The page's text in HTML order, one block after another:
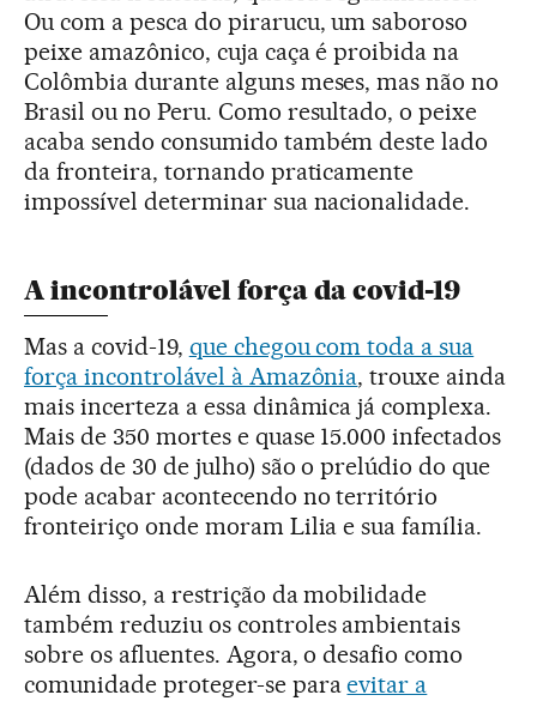
Ou com a pesca do pirarucu, um saboroso
peixe amazônico, cuja caça é proibida na
Colômbia durante alguns meses, mas não no
Brasil ou no Peru. Como resultado, o peixe
acaba sendo consumido também deste lado
da fronteira, tornando praticamente
impossível determinar sua nacionalidade.
A incontrolável força da covid-19
Mas a covid-19, que chegou com toda a sua
força incontrolável à Amazônia, trouxe ainda
mais incerteza a essa dinâmica já complexa.
Mais de 350 mortes e quase 15.000 infectados
(dados de 30 de julho) são o prelúdio do que
pode acabar acontecendo no território
fronteiriço onde moram Lilia e sua família.
Além disso, a restrição da mobilidade
também reduziu os controles ambientais
sobre os afluentes. Agora, o desafio como
comunidade proteger-se paraevitar a